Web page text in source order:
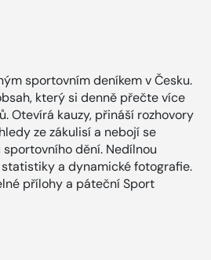
sportovním deníkem v Česku.
který si denně přečte více
Otevírá kauzy, přináší rozhovory
ze zákulisí a nebojí se
dění. Nedílnou
a dynamické fotografie.
přílohy a páteční Sport